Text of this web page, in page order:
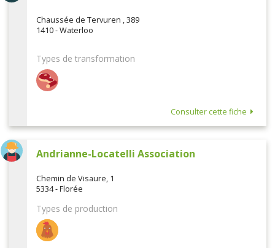
Chaussée de Tervuren , 389
1410 - Waterloo
Types de transformation
Consulter cette fiche
Andrianne-Locatelli Association
Chemin de Visaure, 1
5334 - Florée
Types de production